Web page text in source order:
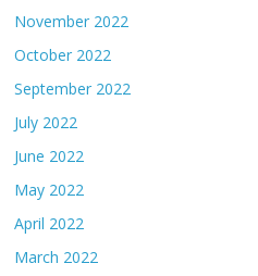
November 2022
October 2022
September 2022
July 2022
June 2022
May 2022
April 2022
March 2022